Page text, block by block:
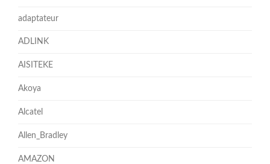
adaptateur
ADLINK
AISITEKE
Akoya
Alcatel
Allen_Bradley
AMAZON